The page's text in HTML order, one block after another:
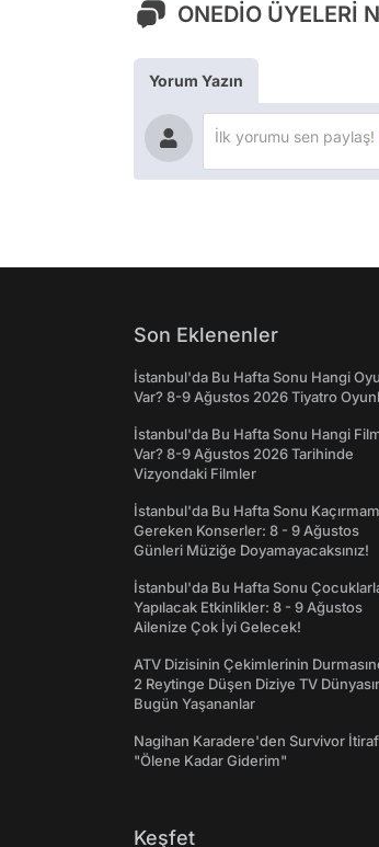
ONEDİO ÜYELERİ
Yorum Yazın
Son Eklenenler
İstanbul'da Bu Hafta Sonu Hangi
Var? 8-9 Ağustos 2026 Tiyatro
İstanbul'da Bu Hafta Sonu Hangi
Var? 8-9 Ağustos 2026 Tarihinde
Vizyondaki Filmler
İstanbul'da Bu Hafta Sonu
Gereken Konserler: 8 - 9 Ağustos
Günleri Müziğe Doyamayacaksınız!
İstanbul'da Bu Hafta Sonu
Yapılacak Etkinlikler: 8 - 9 Ağustos
Ailenize Çok İyi Gelecek!
ATV Dizisinin Çekimlerinin
2 Reytinge Düşen Diziye TV
Bugün Yaşananlar
Nagihan Karadere'den Survivor
"Ölene Kadar Giderim"
Keşfet